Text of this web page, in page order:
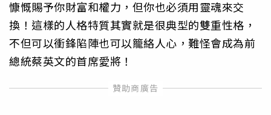
慷慨賜予你財富和權力，但你也必須用靈魂來交
換！這樣的人格特質其實就是很典型的雙重性格，
不但可以衝鋒陷陣也可以籠絡人心，難怪會成為前
總統蔡英文的首席愛將！